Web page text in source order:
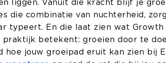
liggen. Vanuit die kracht blijf je
die combinatie van nuchterheid,
typeert. En die laat zien wat Growth
praktijk betekent: groeien door te
hoe jouw groeipad eruit kan zien bij